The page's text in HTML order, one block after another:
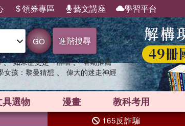
領券專區 藝文講座 學習平台
GO 進階搜尋
、 如果歷史是一群喵 、 暑期推薦
女孩：黎曼猜想 、 偉大的迷走神經
具選物 漫畫 教科考用
165反詐騙